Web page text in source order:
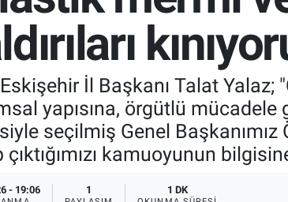
İl Başkanı Talat
yapısına, örgütlü
seçilmiş Genel
çıktığımızı kamuoyunun
- 19:06 1 1 DK
Durumu ve Fikstür